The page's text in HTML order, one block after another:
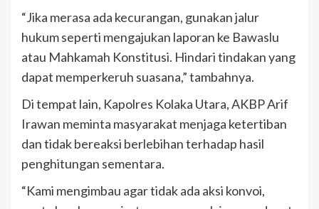
“Jika merasa ada kecurangan, gunakan jalur
hukum seperti mengajukan laporan ke Bawaslu
atau Mahkamah Konstitusi. Hindari tindakan yang
dapat memperkeruh suasana,” tambahnya.
Di tempat lain, Kapolres Kolaka Utara, AKBP Arif
Irawan meminta masyarakat menjaga ketertiban
dan tidak bereaksi berlebihan terhadap hasil
penghitungan sementara.
“Kami mengimbau agar tidak ada aksi konvoi,